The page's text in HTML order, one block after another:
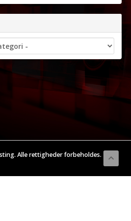
Alle rettigheder forbeholdes.